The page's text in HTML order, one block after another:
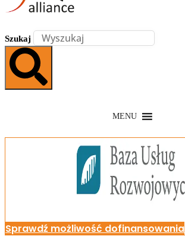
Szukaj
MENU
Sprawdź możliwość dofinansowania